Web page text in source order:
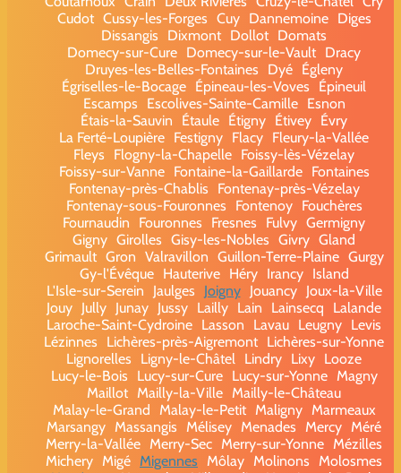
Cudot Cussy-les-Forges Cuy Dannemoine
Diges
Dissangis
Dixmont Dollot Domats
Domecy-sur-Cure Domecy-sur-le-Vault Dracy
Druyes-les-Belles-Fontaines
Dyé Égleny
Égriselles-le-Bocage Épineau-les-Voves
Épineuil
Escamps
Escolives-Sainte-Camille
Esnon
Étais-la-Sauvin
Étaule Étigny Étivey Évry
La Ferté-Loupière Festigny Flacy Fleury-la-Vallée
Fleys
Flogny-la-Chapelle Foissy-lès-Vézelay
Foissy-sur-Vanne
Fontaine-la-Gaillarde
Fontaines
Fontenay-près-Chablis
Fontenay-près-Vézelay
Fontenay-sous-Fouronnes
Fontenoy
Fouchères
Fournaudin
Fouronnes Fresnes Fulvy Germigny
Gigny Girolles Gisy-les-Nobles Givry Gland
Grimault Gron Valravillon Guillon-Terre-Plaine Gurgy
Gy-l'Évêque
Hauterive Héry Irancy
Island
L'Isle-sur-Serein
Jaulges Joigny Jouancy
Joux-la-Ville
Jouy Jully Junay Jussy Lailly Lain Lainsecq
Lalande
Laroche-Saint-Cydroine Lasson Lavau Leugny Levis
Lézinnes
Lichères-près-Aigremont Lichères-sur-Yonne
Lignorelles
Ligny-le-Châtel Lindry Lixy Looze
Lucy-le-Bois
Lucy-sur-Cure Lucy-sur-Yonne
Magny
Maillot Mailly-la-Ville Mailly-le-Château
Malay-le-Grand
Malay-le-Petit Maligny
Marmeaux
Marsangy Massangis Mélisey Menades Mercy Méré
Merry-la-Vallée Merry-Sec Merry-sur-Yonne Mézilles
Michery Migé Migennes Môlay Molinons
Molosmes